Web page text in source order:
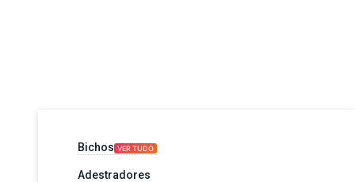
Bichos VER TUDO
Adestradores